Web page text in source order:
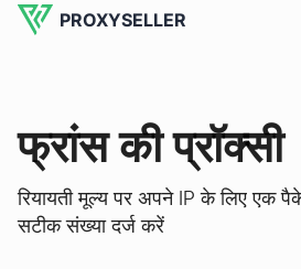
PROXYSELLER
फ्रांस की प्रॉक्सी
रियायती मूल्य पर अपने IP के लिए एक
सटीक संख्या दर्ज करें